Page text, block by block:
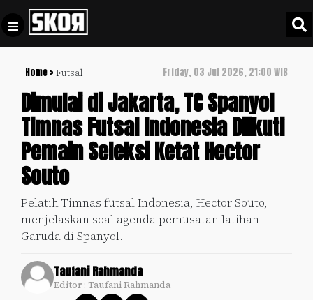
Home > Futsal Friday, 03 Jul 2026, 21:00 WIB
Dimulai di Jakarta, TC Spanyol
Timnas Futsal Indonesia Diikuti
Pemain Seleksi Ketat Hector
Souto
Pelatih Timnas futsal Indonesia, Hector Souto,
menjelaskan soal agenda pemusatan latihan
Garuda di Spanyol.
Taufani Rahmanda
Editor : Taufani Rahmanda
Football +
Culture +
Sports
Update
+
Timnas
Indonesia
SKOR
SPECIAL
Policy
Pedoman
Pemberitaan
Media
Siber
Disclaimer
Tentang